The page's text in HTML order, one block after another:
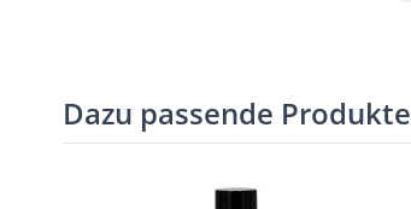
Dazu passende Produkte